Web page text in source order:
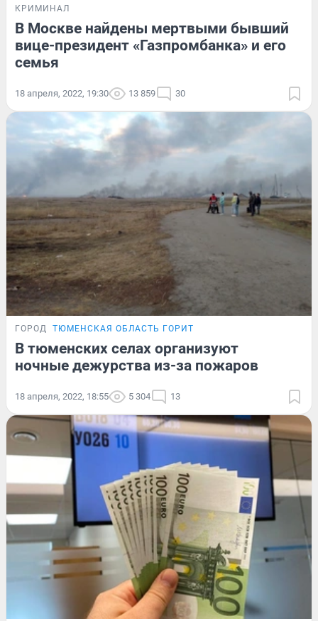
КРИМИНАЛ
В Москве найдены мертвыми бывший
вице-президент «Газпромбанка» и его
семья
18 апреля, 2022, 19:30 13 859 30
ГОРОД ТЮМЕНСКАЯ ОБЛАСТЬ ГОРИТ
В тюменских селах организуют
ночные дежурства из-за пожаров
18 апреля, 2022, 18:55 5 304 13